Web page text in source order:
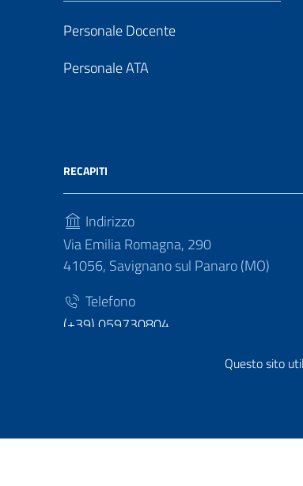
Questo sito
Personale Docente
Personale ATA
RECAPITI
Indirizzo
Via Emilia Romagna, 290
41056, Savignano sul Panaro (MO)
Telefono
(+39) 059730804